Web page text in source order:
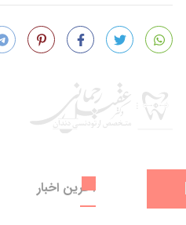
آخرین اخبار